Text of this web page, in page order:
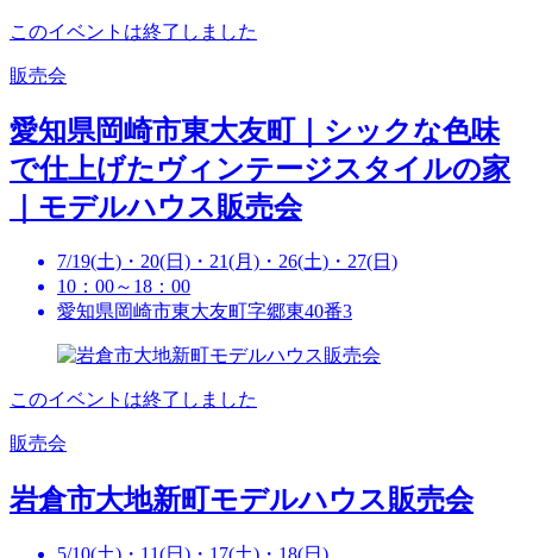
このイベントは終了しました
販売会
愛知県岡崎市東大友町｜シックな色味
で仕上げたヴィンテージスタイルの家
｜モデルハウス販売会
7/19(土)・20(日)・21(月)・26(土)・27(日)
10：00～18：00
愛知県岡崎市東大友町字郷東40番3
このイベントは終了しました
販売会
岩倉市大地新町モデルハウス販売会